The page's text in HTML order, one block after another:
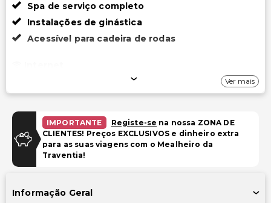
Spa de serviço completo
Instalações de ginástica
Acessível para cadeira de rodas
Estacionamento
Estacionamento gratuito com manobrista
Spa de serviço completo
Ver mais
IMPORTANTE Registe-se na nossa ZONA DE
CLIENTES! Preços EXCLUSIVOS e dinheiro extra
para as suas viagens com o Mealheiro da
Traventia!
Informação Geral